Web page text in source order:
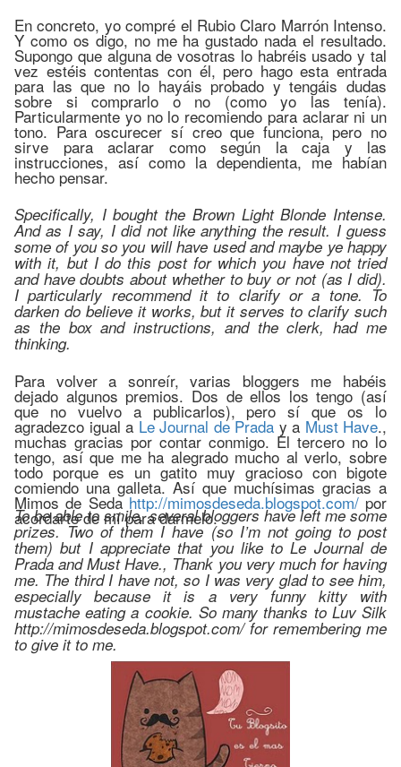
En concreto, yo compré el Rubio Claro Marrón Intenso.
Y como os digo, no me ha gustado nada el resultado.
Supongo que alguna de vosotras lo habréis usado y tal
vez estéis contentas con él, pero hago esta entrada
para las que no lo hayáis probado y tengáis dudas
sobre si comprarlo o no (como yo las tenía).
Particularmente yo no lo recomiendo para aclarar ni un
tono. Para oscurecer sí creo que funciona, pero no
sirve para aclarar como según la caja y las
instrucciones, así como la dependienta, me habían
hecho pensar.
Specifically, I bought the Brown Light Blonde Intense.
And as I say, I did not like anything the result. I guess
some of you so you will have used and maybe ye happy
with it, but I do this post for which you have not tried
and have doubts about whether to buy or not (as I did).
I particularly recommend it to clarify or a tone. To
darken do believe it works, but it serves to clarify such
as the box and instructions, and the clerk, had me
thinking.
Para volver a sonreír, varias bloggers me habéis
dejado algunos premios. Dos de ellos los tengo (así
que no vuelvo a publicarlos), pero sí que os lo
agradezco igual a Le Journal de Prada y a Must Have.,
muchas gracias por contar conmigo. El tercero no lo
tengo, así que me ha alegrado mucho al verlo, sobre
todo porque es un gatito muy gracioso con bigote
comiendo una galleta. Así que muchísimas gracias a
Mimos de Seda http://mimosdeseda.blogspot.com/por
acordarte de mí para darmelo.
To be able to smile, several bloggers have left me some
prizes. Two of them I have (so I’m not going to post
them) but I appreciate that you like to Le Journal de
Prada and Must Have., Thank you very much for having
me. The third I have not, so I was very glad to see him,
especially because it is a very funny kitty with
mustache eating a cookie. So many thanks to Luv Silk
http://mimosdeseda.blogspot.com/ for remembering me
to give it to me.